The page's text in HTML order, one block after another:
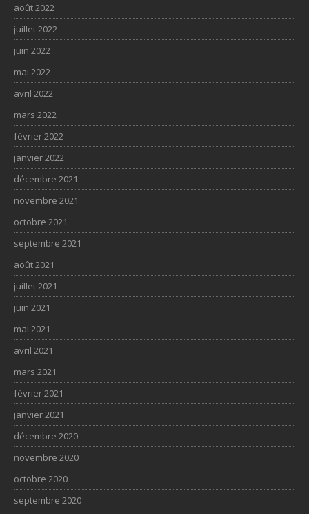
août 2022
juillet 2022
juin 2022
mai 2022
avril 2022
mars 2022
février 2022
janvier 2022
décembre 2021
novembre 2021
octobre 2021
septembre 2021
août 2021
juillet 2021
juin 2021
mai 2021
avril 2021
mars 2021
février 2021
janvier 2021
décembre 2020
novembre 2020
octobre 2020
septembre 2020